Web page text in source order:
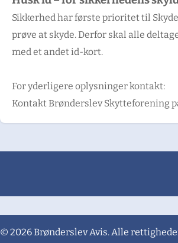
Sikkerhed har første prioritet til
prøve at skyde. Derfor skal alle
med et andet id-kort.
For yderligere oplysninger kontakt:
Kontakt Brønderslev Skytteforening
© 2026 Brønderslev Avis. Alle